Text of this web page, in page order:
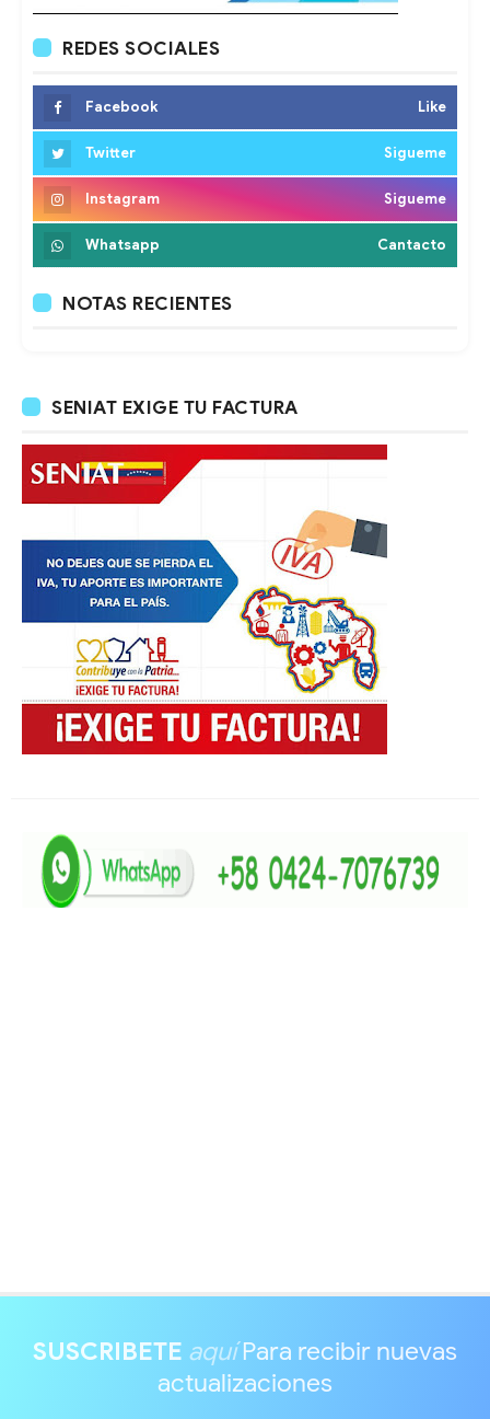
REDES SOCIALES
Facebook Like
Twitter Sigueme
Instagram Sigueme
Whatsapp Cantacto
NOTAS RECIENTES
SENIAT EXIGE TU FACTURA
SUSCRIBETE aquíPara recibir nuevas
actualizaciones